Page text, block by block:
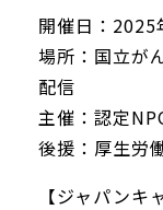
開催日：
場所：国立が
配信
主催：認定
後援：厚生労
【ジャパンキ